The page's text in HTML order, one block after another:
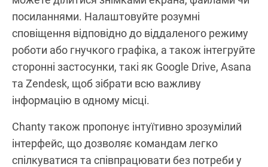
посиланнями. Налаштовуйте розумні
сповіщення відповідно до віддаленого режиму
роботи або гнучкого графіка, а також інтегруйте
сторонні застосунки, такі як Google Drive, Asana
та Zendesk, щоб зібрати всю важливу
інформацію в одному місці.
Chanty також пропонує інтуїтивно зрозумілий
інтерфейс, що дозволяє командам легко
спілкуватися та співпрацювати без потреби у